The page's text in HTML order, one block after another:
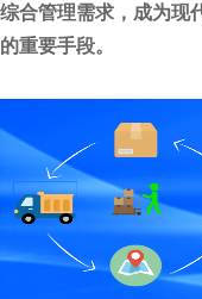
综合管理需求，成为现
的重要手段。